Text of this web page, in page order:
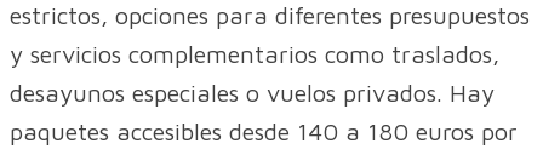
estrictos, opciones para diferentes presupuestos
y servicios complementarios como traslados,
desayunos especiales o vuelos privados. Hay
paquetes accesibles desde 140 a 180 euros por